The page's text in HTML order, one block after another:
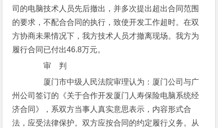
司的电脑技术人员先后撤出，并多次提出超出合同范围
的要求，不配合合同的执行，致使开发工作超时。在双
方协商未果情况下，我方技术人员才撤离现场。我方为
履行合同已付出46.8万元。
审 判
厦门市中级人民法院审理认为：厦门公司与广
州公司签订的《关于合作开发厦门人寿保险电脑系统经
济合同》，系双方当事人真实意思表示，内容形式合
法，应受法律保护。双方应按合同的约定履行义务。从